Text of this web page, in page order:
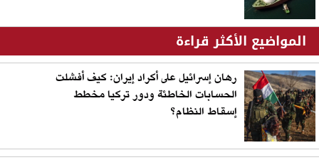
المواضيع الأكثر قراءة
رهان إسرائيل على أكراد إيران: كيف أفشلت
الحسابات الخاطئة ودور تركيا مخطط
إسقاط النظام؟